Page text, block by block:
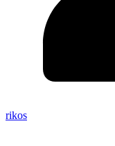
rikos